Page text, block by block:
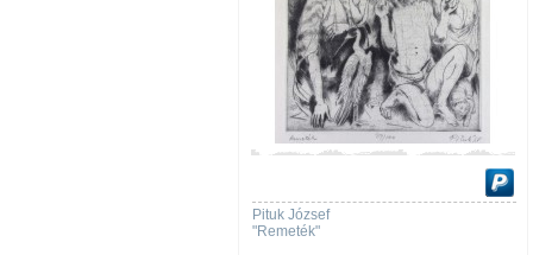
Pituk József
"Remeték"